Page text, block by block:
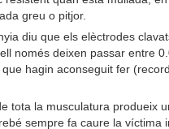
greu o pitjor.
diu que els elèctrodes
només deixen passar entre
hagin aconseguit fer
tota la musculatura produeix
sempre fa caure la víctima